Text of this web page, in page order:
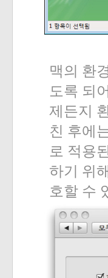
맥의 환
도록 되어
제든지
친 후에
로 적용
하기
위해
호할 수